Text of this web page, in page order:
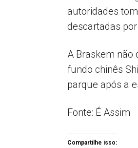
autoridades
descartadas
A Braskem não
fundo chinês
parque após a
Fonte: É Assim
Compartilhe isso: